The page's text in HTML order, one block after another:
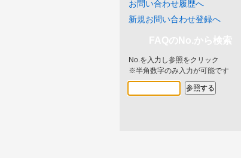
お問い合わせ履歴へ
新規お問い合わせ登録へ
No.を入力し参照をクリック
※半角数字のみ入力が可能です